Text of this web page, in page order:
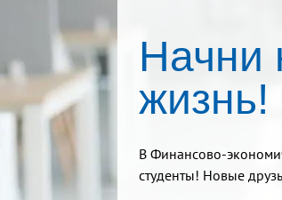
Начни
жизнь!
В Финансово-
студенты! Новые